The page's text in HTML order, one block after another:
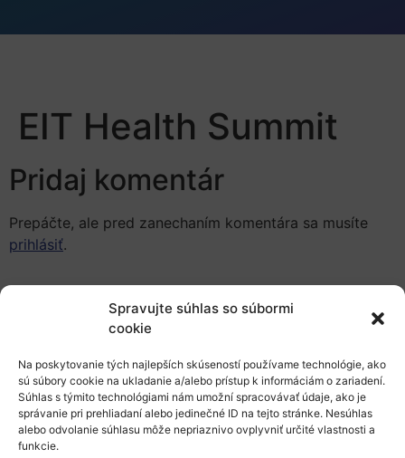
Spravujte súhlas so súbormi
cookie
Na poskytovanie tých najlepších skúseností používame technológie, ako
sú súbory cookie na ukladanie a/alebo prístup k informáciám o zariadení.
Súhlas s týmito technológiami nám umožní spracovávať údaje, ako je
správanie pri prehliadaní alebo jedinečné ID na tejto stránke. Nesúhlas
alebo odvolanie súhlasu môže nepriaznivo ovplyvniť určité vlastnosti a
funkcie.
EIT Health Summit
Pridaj komentár
Prepáčte, ale pred zanechaním komentára sa musíte
prihlásiť.
Európsky výskumný priestor
Oblasti našej podpory